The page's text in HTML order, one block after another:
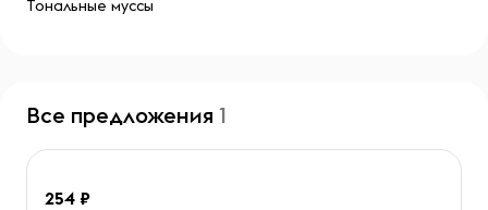
Тональные муссы
Все предложения 1
254